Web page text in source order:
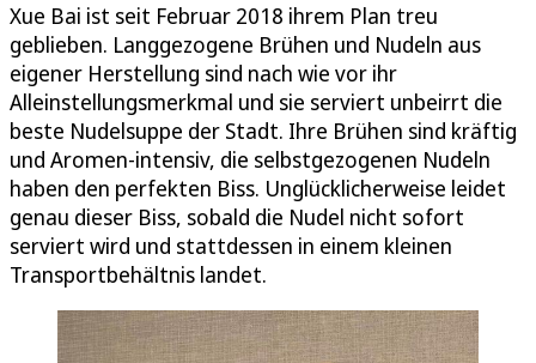
Xue Bai ist seit Februar 2018 ihrem Plan treu
geblieben. Langgezogene Brühen und Nudeln aus
eigener Herstellung sind nach wie vor ihr
Alleinstellungsmerkmal und sie serviert unbeirrt die
beste Nudelsuppe der Stadt. Ihre Brühen sind kräftig
und Aromen-intensiv, die selbstgezogenen Nudeln
haben den perfekten Biss. Unglücklicherweise leidet
genau dieser Biss, sobald die Nudel nicht sofort
serviert wird und stattdessen in einem kleinen
Transportbehältnis landet.